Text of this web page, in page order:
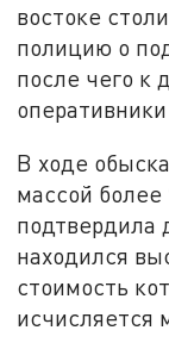
востоке
полицию о
после чего к
В ходе
массой более
подтвердила
находился
стоимость
исчисляется